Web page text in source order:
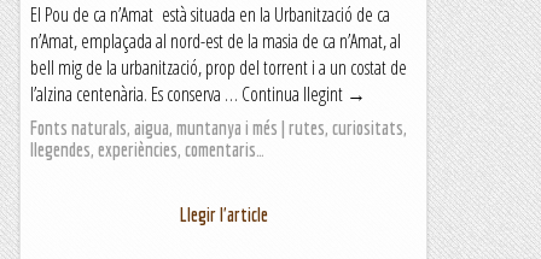
El Pou de ca n’Amat està situada en la Urbanització de ca
n’Amat, emplaçada al nord-est de la masia de ca n’Amat, al
bell mig de la urbanització, prop del torrent i a un costat de
l’alzina centenària. Es conserva … Continua llegint →
Fonts naturals, aigua, muntanya i més | rutes, curiositats,
llegendes, experiències, comentaris…
Llegir l'article